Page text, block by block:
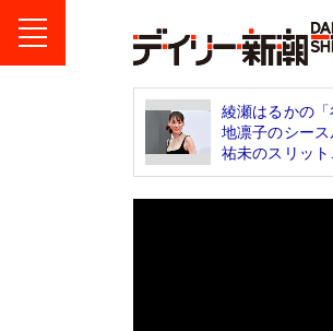
綾瀬はるかの
地凛子のシー
祐未のスリッ